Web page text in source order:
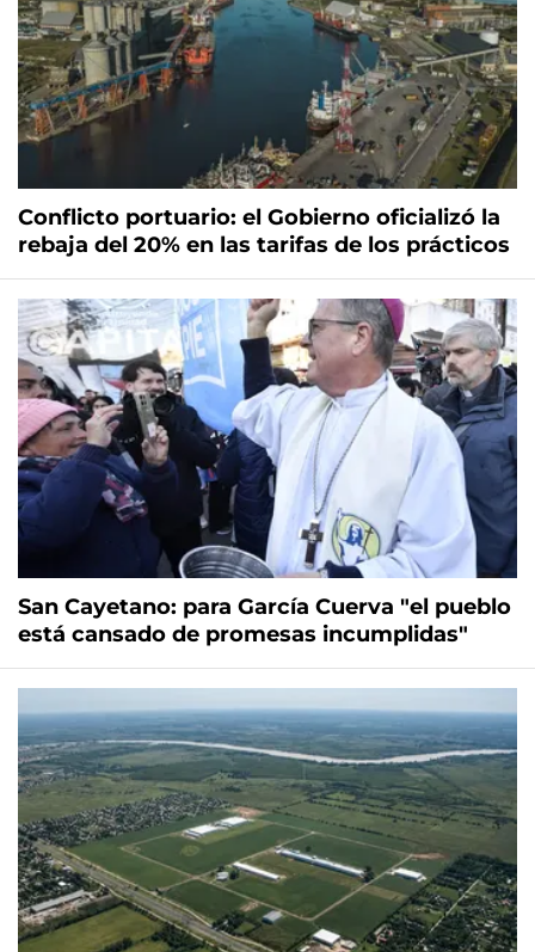
Conflicto portuario: el Gobierno oficializó la
rebaja del 20% en las tarifas de los prácticos
San Cayetano: para García Cuerva "el pueblo
está cansado de promesas incumplidas"